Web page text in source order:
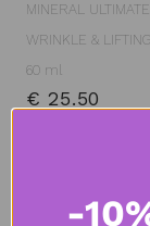
MINERAL
WRINKLE &
60 ml
€ 25.50
-